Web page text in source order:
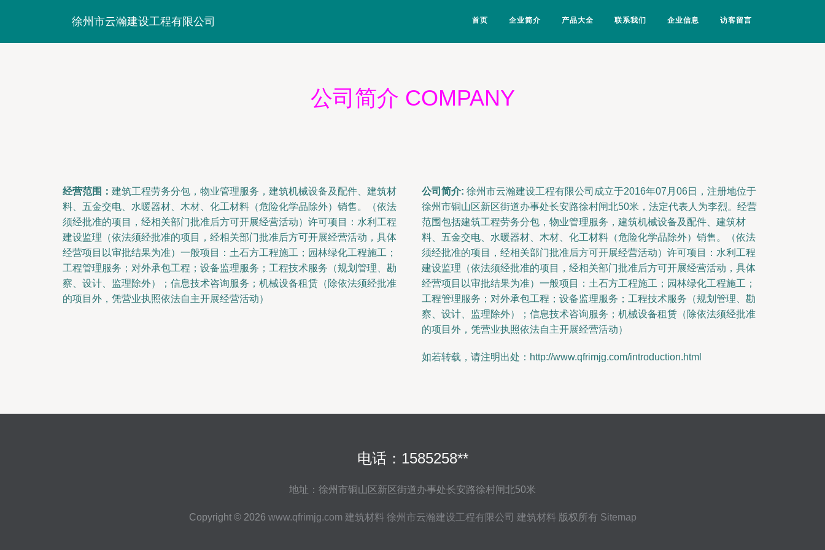
徐州市云瀚建设工程有限公司 首页 企业简介 产品大全 联系我们 企业信息 访客留言
公司简介 COMPANY
经营范围： 建筑工程劳务分包，物业管理服务，建筑机械设备及配件、建筑材
料、五金交电、水暖器材、木材、化工材料（危险化学品除外）销售。（依法
须经批准的项目，经相关部门批准后方可开展经营活动）许可项目：水利工程
建设监理（依法须经批准的项目，经相关部门批准后方可开展经营活动，具体
经营项目以审批结果为准）一般项目：土石方工程施工；园林绿化工程施工；
工程管理服务；对外承包工程；设备监理服务；工程技术服务（规划管理、勘
察、设计、监理除外）；信息技术咨询服务；机械设备租赁（除依法须经批准
的项目外，凭营业执照依法自主开展经营活动）
公司简介: 徐州市云瀚建设工程有限公司成立于2016年07月06日，注册地位于
徐州市铜山区新区街道办事处长安路徐村闸北50米，法定代表人为李烈。经营
范围包括建筑工程劳务分包，物业管理服务，建筑机械设备及配件、建筑材
料、五金交电、水暖器材、木材、化工材料（危险化学品除外）销售。（依法
须经批准的项目，经相关部门批准后方可开展经营活动）许可项目：水利工程
建设监理（依法须经批准的项目，经相关部门批准后方可开展经营活动，具体
经营项目以审批结果为准）一般项目：土石方工程施工；园林绿化工程施工；
工程管理服务；对外承包工程；设备监理服务；工程技术服务（规划管理、勘
察、设计、监理除外）；信息技术咨询服务；机械设备租赁（除依法须经批准
的项目外，凭营业执照依法自主开展经营活动）
如若转载，请注明出处：http://www.qfrimjg.com/introduction.html
电话：1585258**
地址：徐州市铜山区新区街道办事处长安路徐村闸北50米
Copyright © 2026 www.qfrimjg.com 建筑材料 徐州市云瀚建设工程有限公司 建筑材料 版权所有 Sitemap